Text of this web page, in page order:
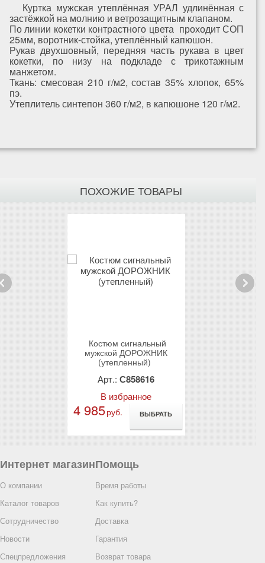
Куртка мужская утеплённая УРАЛ удлинённая с
застёжкой на молнию и ветрозащитным клапаном.
По линии кокетки контрастного цвета проходит СОП
25мм, воротник-стойка, утеплённый капюшон.
Рукав двухшовный, передняя часть рукава в цвет
кокетки, по низу на подкладе с трикотажным
манжетом.
Ткань: смесовая 210 г/м2, состав 35% хлопок, 65%
пэ.
Утеплитель синтепон 360 г/м2, в капюшоне 120 г/м2.
ПОХОЖИЕ ТОВАРЫ
Костюм сигнальный
мужской ДОРОЖНИК
(утепленный)
Арт.: С858616
В избранное
4 985руб. ВЫБРАТЬ
Интернет магазин
О компании
Каталог товаров
Сотрудничество
Новости
Спецпредложения
Помощь
Время работы
Как купить?
Доставка
Гарантия
Возврат товара